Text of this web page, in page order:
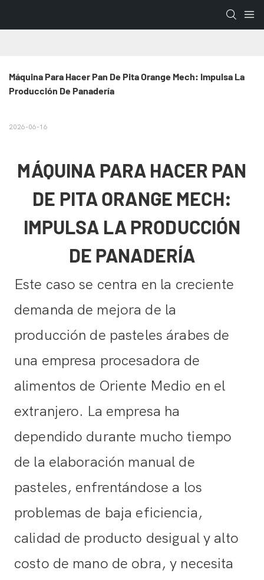
Máquina Para Hacer Pan De Pita Orange Mech: Impulsa La
Producción De Panadería
2026-06-16
MÁQUINA PARA HACER PAN
DE PITA ORANGE MECH:
IMPULSA LA PRODUCCIÓN
DE PANADERÍA
Este caso se centra en la creciente
demanda de mejora de la
producción de pasteles árabes de
una empresa procesadora de
alimentos de Oriente Medio en el
extranjero. La empresa ha
dependido durante mucho tiempo
de la elaboración manual de
pasteles, enfrentándose a los
problemas de baja eficiencia,
calidad de producto desigual y alto
costo de mano de obra, y necesita